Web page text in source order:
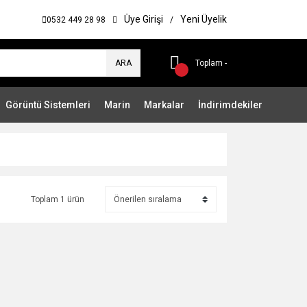
0532 449 28 98 Üye Girişi / Yeni Üyelik
ARA Toplam -
Görüntü Sistemleri Marin Markalar İndirimdekiler
Toplam 1 ürün